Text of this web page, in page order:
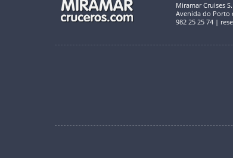
Miramar Cruises
Avenida do Porto
982 25 25 74 |